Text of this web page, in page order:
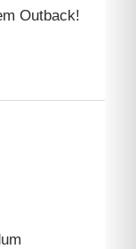
Outback!